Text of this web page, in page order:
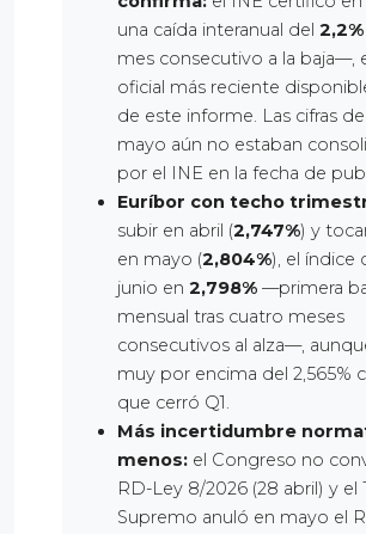
una caída interanual del 2,2%
mes consecutivo a la baja—,
oficial más reciente
de este informe. Las cifras
mayo aún no estaban
por el INE en la fecha de
Euríbor con techo
subir en abril (2,747%) y
en mayo (2,804%), el índice
junio en 2,798% —primera
mensual tras cuatro meses
consecutivos al alza—,
muy por encima del 2,565%
que cerró Q1.
Más incertidumbre
menos: el Congreso no
RD-Ley 8/2026 (28 abril) y el
Supremo anuló en mayo el